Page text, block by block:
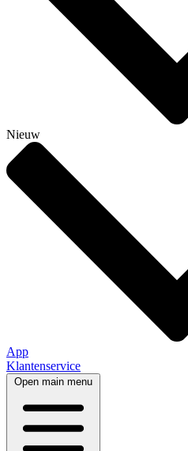
Nieuw
App
Klantenservice
Open main menu